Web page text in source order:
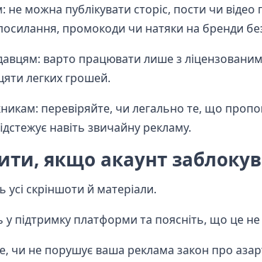
не можна публікувати сторіс, пости чи
промокоди чи натяки на бренди
варто працювати лише з
легких грошей.
перевіряйте, чи легально те, що
навіть звичайну рекламу.
якщо акаунт
усі скріншоти й матеріали.
у підтримку платформи та поясніть, що це
чи не порушує ваша реклама закон про